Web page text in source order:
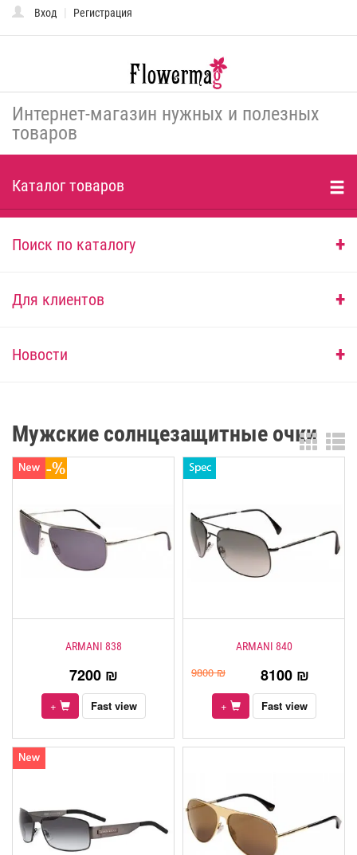
Вход | Регистрация
Интернет-магазин нужных и полезных
товаров
Каталог товаров
Поиск по каталогу +
Для клиентов +
Новости +
Мужские солнцезащитные очки
ARMANI 838
7200 ₪
+ Fast view
ARMANI 840
9800 ₪ 8100 ₪
+ Fast view